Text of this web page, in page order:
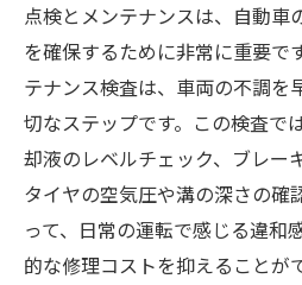
点検とメンテナンスは、自動車
を確保するために非常に重要で
テナンス検査は、車両の不調を
切なステップです。この検査で
却液のレベルチェック、ブレー
タイヤの空気圧や溝の深さの確
って、日常の運転で感じる違和
的な修理コストを抑えることが